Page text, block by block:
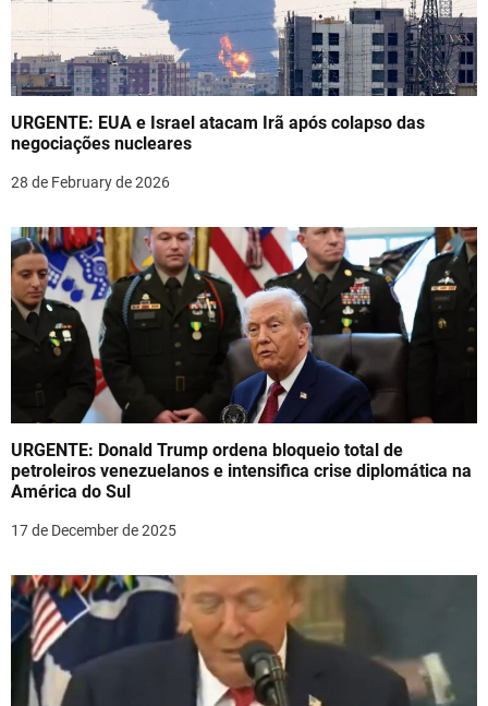
i
g
a
o
n
URGENTE: EUA e Israel atacam Irã após colapso das
negociações nucleares
28 de February de 2026
URGENTE: Donald Trump ordena bloqueio total de
petroleiros venezuelanos e intensifica crise diplomática na
América do Sul
17 de December de 2025